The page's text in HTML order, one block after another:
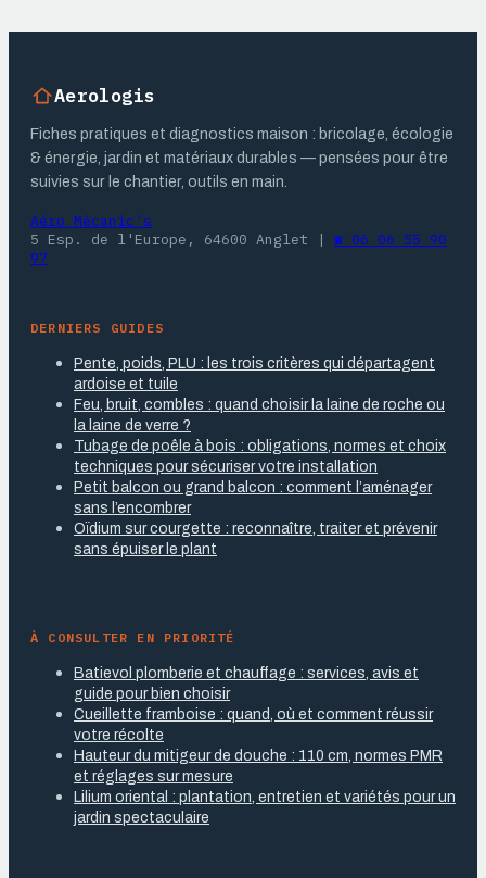
Aerologis
Fiches pratiques et diagnostics maison : bricolage, écologie
& énergie, jardin et matériaux durables — pensées pour être
suivies sur le chantier, outils en main.
Aéro Mécanic's
5 Esp. de l'Europe, 64600 Anglet | ☎ 06 06 55 90
97
DERNIERS GUIDES
Pente, poids, PLU : les trois critères qui départagent
ardoise et tuile
Feu, bruit, combles : quand choisir la laine de roche ou
la laine de verre ?
Tubage de poêle à bois : obligations, normes et choix
techniques pour sécuriser votre installation
Petit balcon ou grand balcon : comment l’aménager
sans l’encombrer
Oïdium sur courgette : reconnaître, traiter et prévenir
sans épuiser le plant
À CONSULTER EN PRIORITÉ
Batievol plomberie et chauffage : services, avis et
guide pour bien choisir
Cueillette framboise : quand, où et comment réussir
votre récolte
Hauteur du mitigeur de douche : 110 cm, normes PMR
et réglages sur mesure
Lilium oriental : plantation, entretien et variétés pour un
jardin spectaculaire